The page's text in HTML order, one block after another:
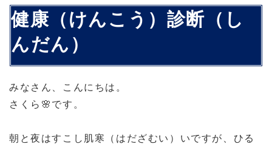
健康（けんこう）診断（し
んだん）
みなさん、こんにちは。
さくら 🌸 です。
朝と夜はすこし肌寒（はだざむい）いですが、ひる